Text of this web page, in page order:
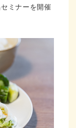
ミナーを開催